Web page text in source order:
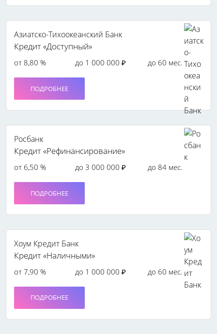
Азиатско-Тихоокеанский Банк
Кредит «Доступный»
от 8,80 % до 1 000 000 ₽ до 60 мес.
ПОДРОБНЕЕ
Росбанк
Кредит «Рефинансирование»
от 6,50 % до 3 000 000 ₽ до 84 мес.
ПОДРОБНЕЕ
Хоум Кредит Банк
Кредит «Наличными»
от 7,90 % до 1 000 000 ₽ до 60 мес.
ПОДРОБНЕЕ